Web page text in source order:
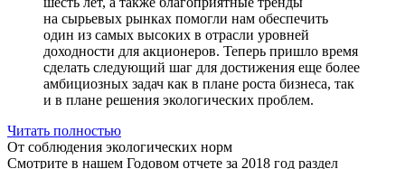
на сырьевых рынках помогли нам обеспечить
один из самых высоких в отрасли уровней
доходности для акционеров. Теперь пришло время
сделать следующий шаг для достижения еще более
амбициозных задач как в плане роста бизнеса, так
и в плане решения экологических проблем.
Читать полностью
От соблюдения экологических норм
Смотрите в нашем Годовом отчете за 2018 год раздел